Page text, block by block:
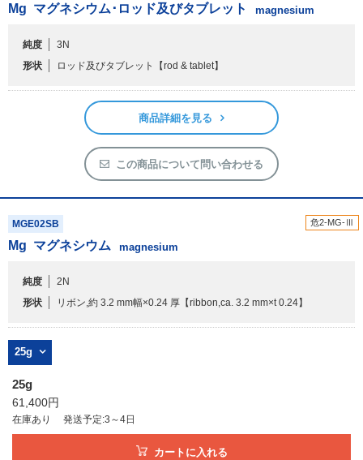
化学教材・オリジナルグッズ
Mg マグネシウム･ロッド及びタブレット magnesium
純度
3N
形状
ロッド及びタブレット 【rod & tablet】
商品詳細を見る
この商品について問い合わせる
危2-MG-Ⅲ
MGE02SB
Mg マグネシウム magnesium
純度
2N
形状
リボン,約 3.2 mm幅×0.24 厚 【ribbon,ca. 3.2 mm×t 0.24】
25g
25g
61,400円
在庫あり 発送予定:3～4日
カートに入れる